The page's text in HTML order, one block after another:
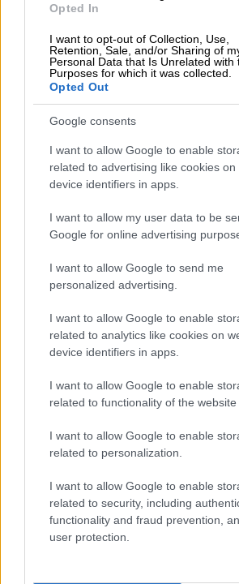
Opted In
I want to opt-out of Collection, Use,
Retention, Sale, and/or Sharing of
Personal Data that Is Unrelated with
Purposes for which it was collected.
Opted Out
Google consents
I want to allow Google to enable
related to advertising like cookies on
device identifiers in apps.
I want to allow my user data to be
Google for online advertising
I want to allow Google to send me
personalized advertising.
I want to allow Google to enable
related to analytics like cookies on
device identifiers in apps.
I want to allow Google to enable
related to functionality of the website
I want to allow Google to enable
related to personalization.
I want to allow Google to enable
related to security, including
functionality and fraud prevention,
user protection.
Απόψεις|29.01.2021 20:05
Κυβερνοασφάλεια και
μια σύγχρονη κοινωνία -
προτεραιότητες
Ποια θα πρέπει να είναι η
εκπαιδευτικού συστήματος
ανθρώπων στα θέματα
POPULAR VIDEOS
Κεντρικό...| 10.08.2026 19:55
Ώρα Ελλάδος...|10.08.2026 12:18